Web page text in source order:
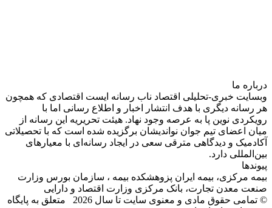
درباره‌ ما
وبسایت خبری-تحلیلی اقتصاد ناب رسانه‌ ایست اقتصادی که همچون
هر رسانه دیگری با هدف انتشار اخبار و اطلاع رسانی اما با
رویکردی نوین پا به عرصه وجود نهاد. هیئت تحریریه این رسانه از
میان اعضای تیم جوان نواندیشان برگزیده شده است که با تحصیلاتی
آکادمیک و دیدگاهی‌ مترقی سعی در ایجاد رسانه‌ای با معیار‌های
بین‌المللی دارد.
پیوندها
بیمه مرکزی، بیمه ایران پزوهشکده بیمه ، سازمان بورس وزارت
صنعت معدن تجارت، بانک مرکزی وزارت اقتصاد و دارایی
© تمامی حقوق مادی و معنوی سایت تا سال 2026 متعلق به پایگاه